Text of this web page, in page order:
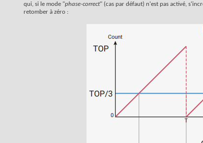
qui, si le mode "phase-correct" (cas par défaut) n'est pas activé,
retomber à zéro :